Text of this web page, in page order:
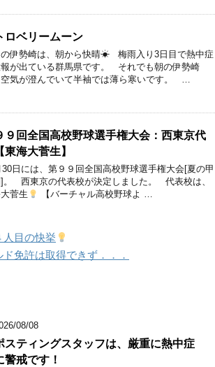
ロベリームーン
伊勢崎は、朝から快晴☀ 梅雨入り3日目で熱中症
が出ている群馬県です。 それでも朝の伊勢崎
空気が澄んでいて半袖では薄ら寒いです。 …
９回全国高校野球選手権大会：西東京代
東海大菅生】
30日には、第９９回全国高校野球選手権大会[夏の甲
。 西東京の代表校が決定しました。 代表校は、
菅生
【バーチャル高校野球よ …
人目の快挙
免許は取得できず．．．
08/08
スティングスタッフは、厳重に熱中症
警戒です！